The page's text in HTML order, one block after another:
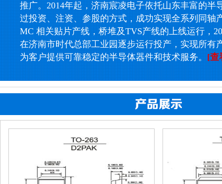
推广。2014年起，济南宸凌电子依托山东丰富的半
过投资、注资、参股的方式，成功实现全系列同轴
MC 相关贴片产线，桥堆及TVS产线的上线运行，
在济南市时代总部工业园逐步运行投产，实现所有
为客户提供可靠稳定的半导体器件和技术服务。[查